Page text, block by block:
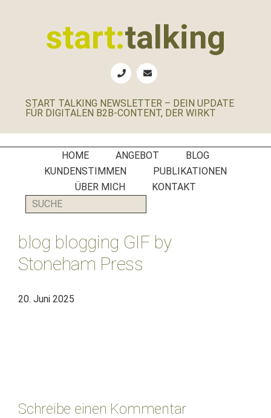
start:talking
B2B-
Social
Media
Manager
PR-
Agenturen
START TALKING NEWSLETTER – DEIN UPDATE
FÜR DIGITALEN B2B-CONTENT, DER WIRKT
HOME ANGEBOT
BLOG
KUNDENSTIMMEN
PUBLIKATIONEN
ÜBER MICH
KONTAKT
SUCHE
blog blogging GIF by
Stoneham Press
20. Juni 2025
Interaktionen
Schreibe einen Kommentar